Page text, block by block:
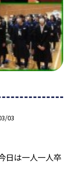
03
日は一人一人卒